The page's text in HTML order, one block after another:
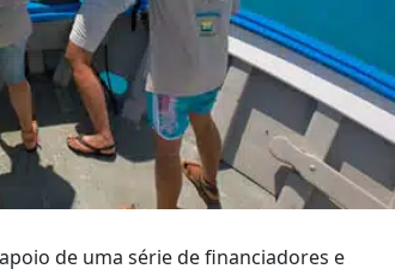
de uma série de financiadores e